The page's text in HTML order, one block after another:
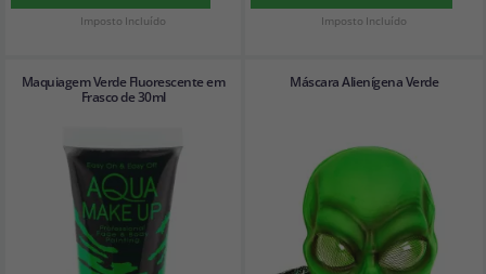
Imposto Incluído Imposto Incluído
Maquiagem Verde Fluorescente em
Frasco de 30ml
Máscara Alienígena Verde